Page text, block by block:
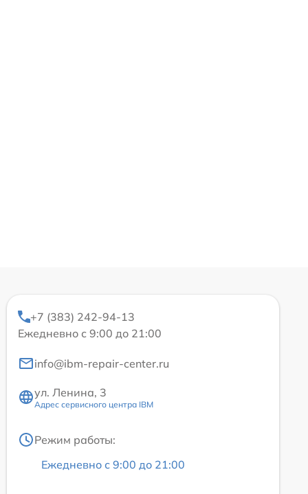
+7 (383) 242-94-13
Ежедневно с 9:00 до 21:00
info@ibm-repair-center.ru
ул. Ленина, 3
Адрес сервисного центра IBM
Режим работы:
Ежедневно с 9:00 до 21:00